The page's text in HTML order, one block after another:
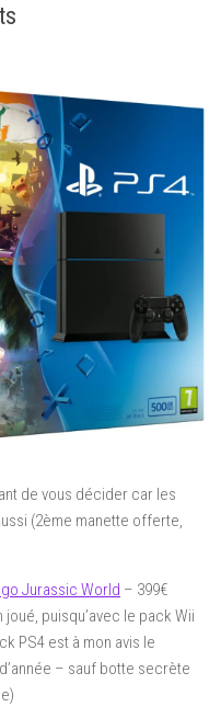
de vous décider car les
(2ème manette offerte,
Jurassic World – 399€
puisqu’avec le pack Wii
PS4 est à mon avis le
– sauf botte secrète